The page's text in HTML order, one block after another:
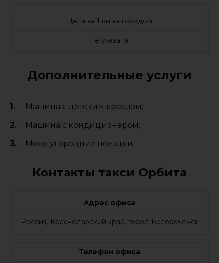
Цена за 1 км за городом
не указана
Дополнительные услуги
Машина с детским креслом;
Машина с кондиционером;
Междугородние поездки.
Контакты такси Орбита
Адрес офиса
Россия, Краснодарский край, город Белореченск
Телефон офиса